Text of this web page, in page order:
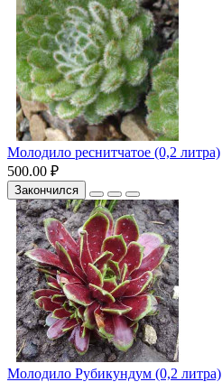
Молодило реснитчатое (0,2 литра)
500.00 ₽
Закончился
Молодило Рубикундум (0,2 литра)